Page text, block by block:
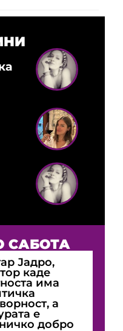
САБОТА
Јадро,
каде
има
а
е
добро